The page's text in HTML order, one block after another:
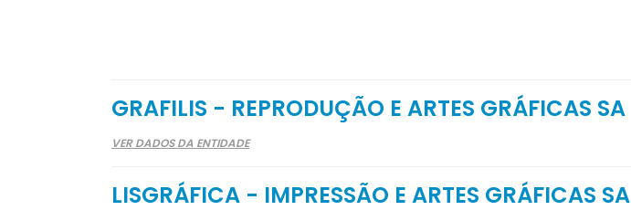
GRAFILIS - REPRODUÇÃO E ARTES GRÁFICAS SA
VER DADOS DA ENTIDADE
LISGRÁFICA - IMPRESSÃO E ARTES GRÁFICAS SA